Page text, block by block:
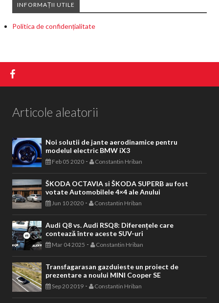
INFORMAȚII UTILE
Politica de confidențialitate
Articole aleatorii
Noi solutii de jante aerodinamice pentru
modelul electric BMW iX3
Feb 05 2020 - Constantin Hriban
ŠKODA OCTAVIA si ŠKODA SUPERB au fost
votate Automobilele 4×4 ale Anului
Jun 10 2020 - Constantin Hriban
Audi Q8 vs. Audi RSQ8: Diferențele care
contează între aceste SUV-uri
Mar 04 2025 - Constantin Hriban
Transfagarasan gazduieste un proiect de
prezentare a noului MINI Cooper SE
Sep 20 2019 - Constantin Hriban